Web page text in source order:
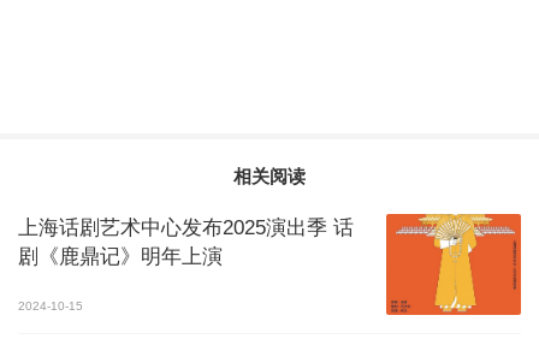
相关阅读
上海话剧艺术中心发布2025演出季 话
剧《鹿鼎记》明年上演
2024-10-15